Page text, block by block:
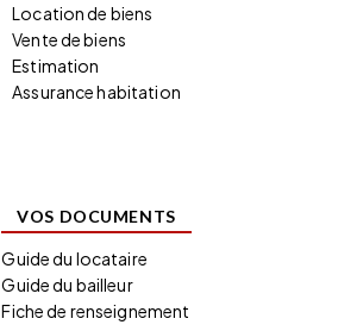
Location de biens
Vente de biens
Estimation
Assurance habitation
VOS DOCUMENTS
Guide du locataire
Guide du bailleur
Fiche de renseignement